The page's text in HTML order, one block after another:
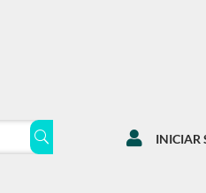
 INICIAR